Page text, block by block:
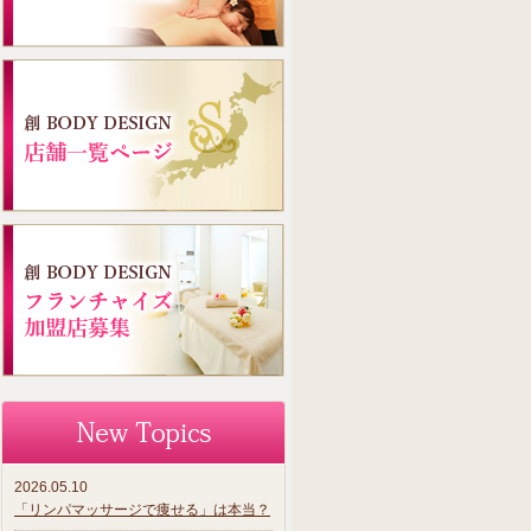
2026.05.10
「リンパマッサージで痩せる」は本当？